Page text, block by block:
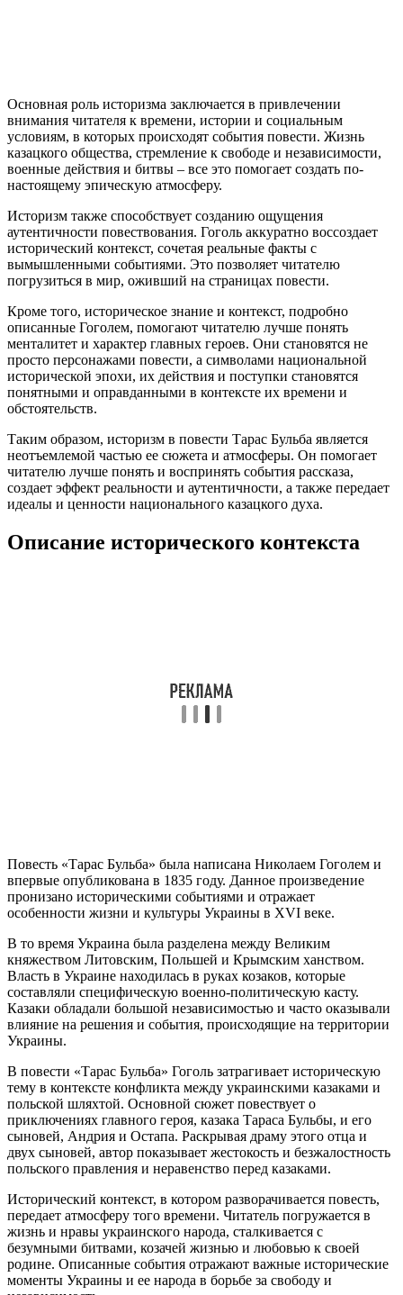
Основная роль историзма заключается в привлечении
внимания читателя к времени, истории и социальным
условиям, в которых происходят события повести. Жизнь
казацкого общества, стремление к свободе и независимости,
военные действия и битвы – все это помогает создать по-
настоящему эпическую атмосферу.
Историзм также способствует созданию ощущения
аутентичности повествования. Гоголь аккуратно воссоздает
исторический контекст, сочетая реальные факты с
вымышленными событиями. Это позволяет читателю
погрузиться в мир, оживший на страницах повести.
Кроме того, историческое знание и контекст, подробно
описанные Гоголем, помогают читателю лучше понять
менталитет и характер главных героев. Они становятся не
просто персонажами повести, а символами национальной
исторической эпохи, их действия и поступки становятся
понятными и оправданными в контексте их времени и
обстоятельств.
Таким образом, историзм в повести Тарас Бульба является
неотъемлемой частью ее сюжета и атмосферы. Он помогает
читателю лучше понять и воспринять события рассказа,
создает эффект реальности и аутентичности, а также передает
идеалы и ценности национального казацкого духа.
Описание исторического контекста
Повесть «Тарас Бульба» была написана Николаем Гоголем и
впервые опубликована в 1835 году. Данное произведение
пронизано историческими событиями и отражает
особенности жизни и культуры Украины в XVI веке.
В то время Украина была разделена между Великим
княжеством Литовским, Польшей и Крымским ханством.
Власть в Украине находилась в руках козаков, которые
составляли специфическую военно-политическую касту.
Казаки обладали большой независимостью и часто оказывали
влияние на решения и события, происходящие на территории
Украины.
В повести «Тарас Бульба» Гоголь затрагивает историческую
тему в контексте конфликта между украинскими казаками и
польской шляхтой. Основной сюжет повествует о
приключениях главного героя, казака Тараса Бульбы, и его
сыновей, Андрия и Остапа. Раскрывая драму этого отца и
двух сыновей, автор показывает жестокость и безжалостность
польского правления и неравенство перед казаками.
Исторический контекст, в котором разворачивается повесть,
передает атмосферу того времени. Читатель погружается в
жизнь и нравы украинского народа, сталкивается с
безумными битвами, козачей жизнью и любовью к своей
родине. Описанные события отражают важные исторические
моменты Украины и ее народа в борьбе за свободу и